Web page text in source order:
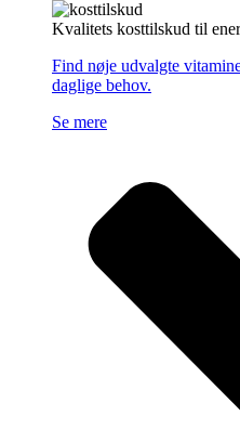
Kvalitets kosttilskud til
Find nøje udvalgte
daglige behov.
Se mere